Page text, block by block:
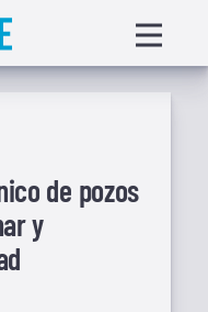
menu
de pozos
y